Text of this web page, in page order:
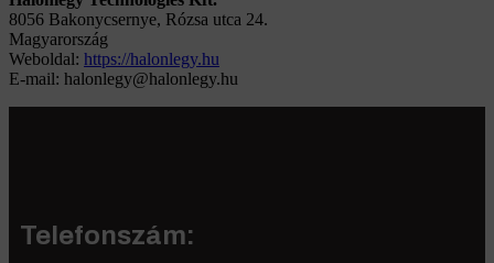
8056 Bakonycsernye, Rózsa utca 24.
Magyarország
Weboldal: https://halonlegy.hu
E-mail: halonlegy@halonlegy.hu
Telefonszám: